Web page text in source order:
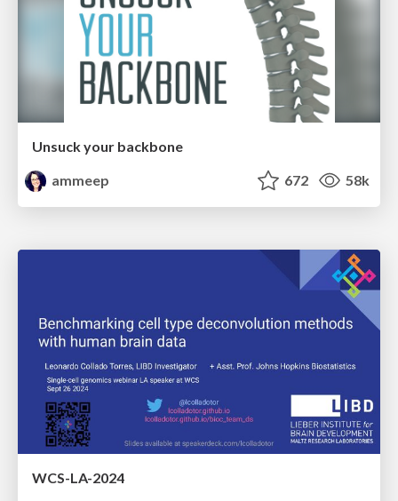
Unsuck your backbone
ammeep
672 58k
WCS-LA-2024